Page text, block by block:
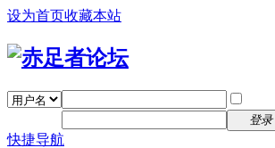
设为首页收藏本站
登录
快捷导航